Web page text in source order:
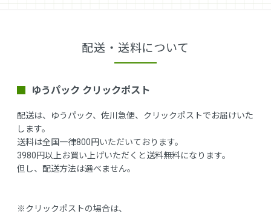
配送・送料について
ゆうパック クリックポスト
配送は、ゆうパック、佐川急便、クリックポストでお届けいた
します。
送料は全国一律800円いただいております。
3980円以上お買い上げいただくと送料無料になります。
但し、配送方法は選べません。
※クリックポストの場合は、